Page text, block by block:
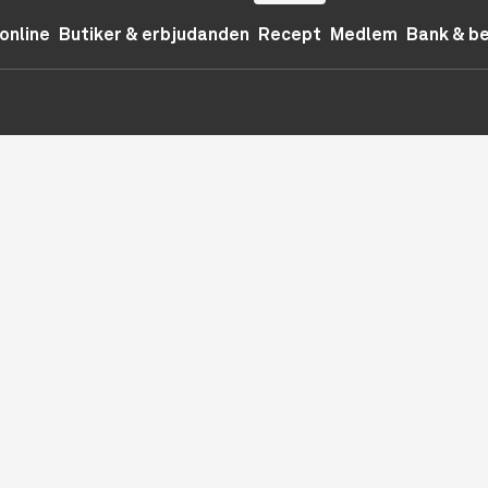
Butiker & erbjudanden Recept Medlem Bank &